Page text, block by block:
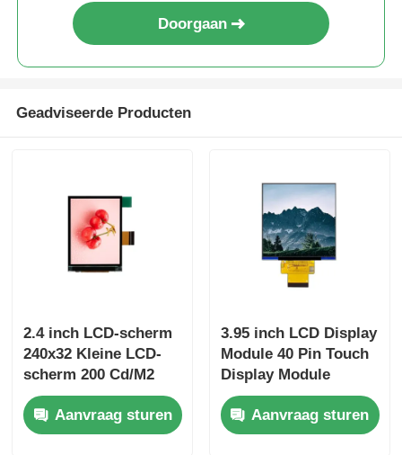
Doorgaan
Geadviseerde Producten
2.4 inch LCD-scherm
240x32 Kleine LCD-
scherm 200 Cd/M2
Aanvraag sturen
3.95 inch LCD Display
Module 40 Pin Touch
Display Module
480x480 Full Viewing
Angle Display
Aanvraag sturen